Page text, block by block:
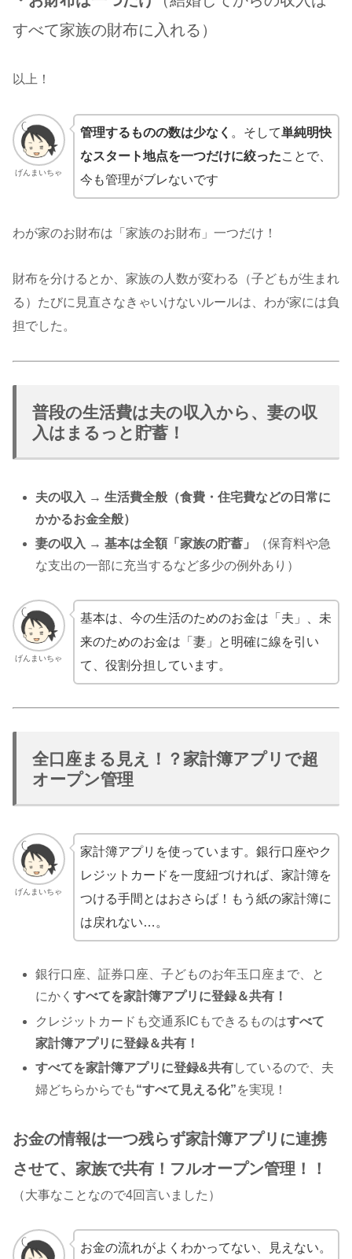
すべて家族の財布に入れる）
以上！
げんまいちゃ
管理するものの数は少なく 。そして単純明快
なスタート地点を一つだけに絞ったことで、
今も管理がブレないです
わが家のお財布は「家族のお財布」一つだけ！
財布を分けるとか、家族の人数が変わる（子どもが生まれ
る）たびに見直さなきゃいけないルールは、わが家には負
担でした。
普段の生活費は夫の収入から、妻の収
入はまるっと貯蓄！
夫の収入 → 生活費全般（食費・住宅費などの日常に
かかるお金全般）
妻の収入 → 基本は全額「家族の貯蓄」
（保育料や急
な支出の一部に充当するなど多少の例外あり）
げんまいちゃ
基本は、今の生活のためのお金は「夫」、未
来のためのお金は「妻」と明確に線を引い
て、役割分担しています。
全口座まる見え！？家計簿アプリで超
オープン管理
げんまいちゃ
家計簿アプリを使っています。銀行口座やク
レジットカードを一度紐づければ、家計簿を
つける手間とはおさらば！もう紙の家計簿に
は戻れない…。
銀行口座、証券口座、子どものお年玉口座まで、と
にかくすべてを家計簿アプリに登録＆共有！
クレジットカードも交通系ICもできるものはすべて
家計簿アプリに登録＆共有！
すべてを家計簿アプリに登録&共有しているので、夫
婦どちらからでも“すべて見える化”を実現！
お金の情報は一つ残らず家計簿アプリに連携
させて、家族で共有！フルオープン管理！！
（大事なことなので4回言いました）
お金の流れがよくわかってない、見えない。